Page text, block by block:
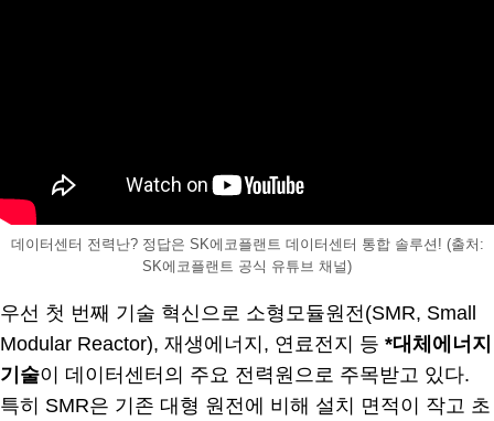
데이터센터 전력난? 정답은 SK에코플랜트 데이터센터 통합 솔루션! (출처:
SK에코플랜트 공식 유튜브 채널)
우선 첫 번째 기술 혁신으로 소형모듈원전(SMR, Small
Modular Reactor), 재생에너지, 연료전지 등 *대체에너지
기술이 데이터센터의 주요 전력원으로 주목받고 있다.
특히 SMR은 기존 대형 원전에 비해 설치 면적이 작고 초